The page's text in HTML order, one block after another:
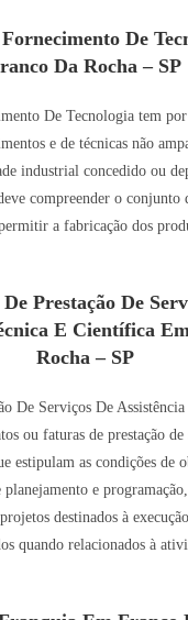
De
Da Rocha – SP
De Tecnologia tem
e de técnicas não
industrial concedido ou
compreender o conjunto
a fabricação dos
Prestação De
E Científica
Rocha – SP
De Serviços De
ou faturas de prestação de
estipulam as condições de
planejamento e
destinados à
quando relacionados à